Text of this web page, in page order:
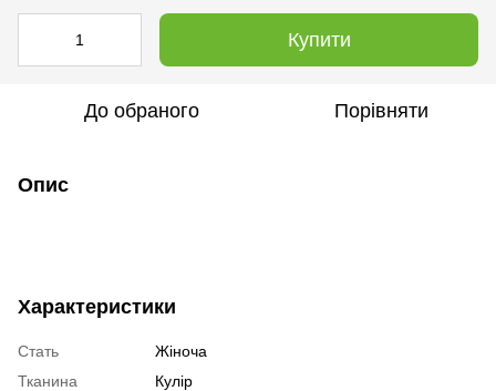
Купити
До обраного Порівняти
Опис
Характеристики
Стать
Жіноча
Тканина
Кулір